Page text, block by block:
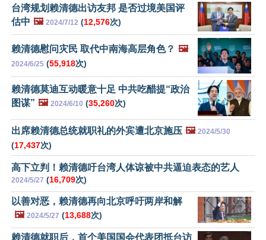
台湾规划赖清德出访友邦 是否过境美国评
估中 🖼️ 2024/7/12 (12,576次)
赖清德慰问灾民 取代中南海高层角色？ 🖼️
2024/6/25 (55,918次)
赖清德莫迪互动暖意十足 中共吃醋提“政治
图谋” 🖼️ 2024/6/10 (35,260次)
出席赖清德总统就职礼的外宾遭北京施压 🖼️ 2024/5/30
(17,437次)
高下立判！赖清德吁台湾人体谅被中共逼迫表态的艺人
2024/5/27 (16,709次)
以善对恶，赖清德再向北京呼吁两岸和解
🖼️ 2024/5/27 (13,688次)
赖清德就职后，首个美国国会代表团抵台访